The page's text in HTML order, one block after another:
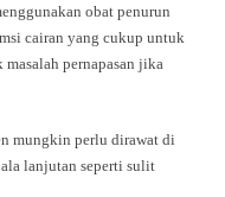
obat penurun
cairan yang cukup untuk
pernapasan jika
mungkin perlu dirawat di
lanjutan seperti sulit